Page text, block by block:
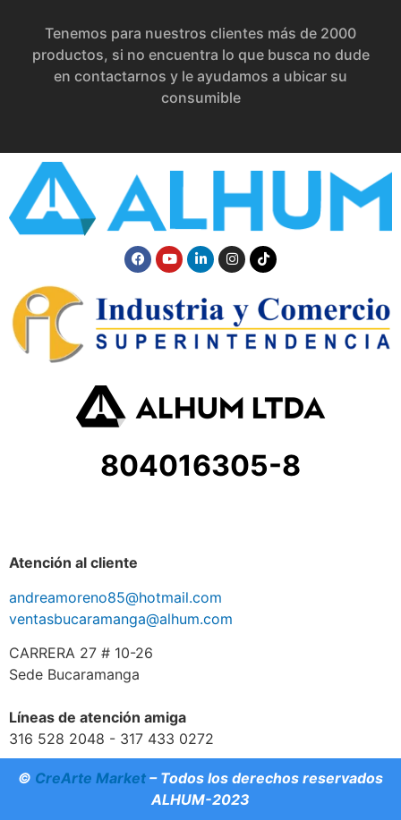
Tenemos para nuestros clientes más de 2000
productos, si no encuentra lo que busca no dude
en contactarnos y le ayudamos a ubicar su
consumible
804016305-8
Atención al cliente
andreamoreno85@hotmail.com
ventasbucaramanga@alhum.com
CARRERA 27 # 10-26
Sede Bucaramanga
Líneas de atención amiga
316 528 2048 - 317 433 0272
© CreArte Market – Todos los derechos reservados
ALHUM-2023